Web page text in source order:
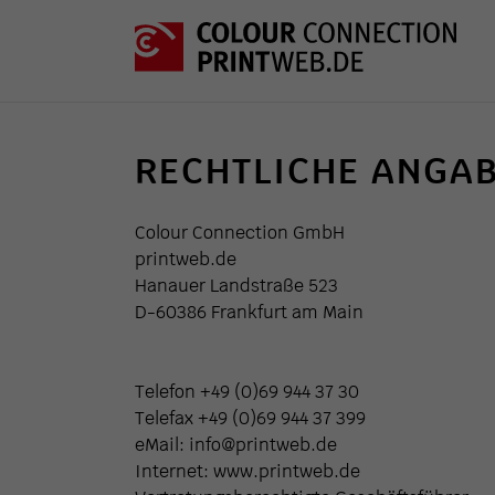
RECHTLICHE
Colour Connection GmbH
printweb.de
Hanauer Landstraße 523
D-60386 Frankfurt am Main
Telefon +49 (0)69 944 37 30
Telefax +49 (0)69 944 37 399
eMail: info@printweb.de
Internet: www.printweb.de